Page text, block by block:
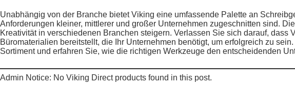
Unabhängig von der Branche bietet Viking eine umfassende Palette an
Anforderungen kleiner, mittlerer und großer Unternehmen zugeschnitten sind.
Kreativität in verschiedenen Branchen steigern. Verlassen Sie sich darauf, dass
Büromaterialien bereitstellt, die Ihr Unternehmen benötigt, um erfolgreich zu
Sortiment und erfahren Sie, wie die richtigen Werkzeuge den entscheidenden
Admin Notice: No Viking Direct products found in this post.